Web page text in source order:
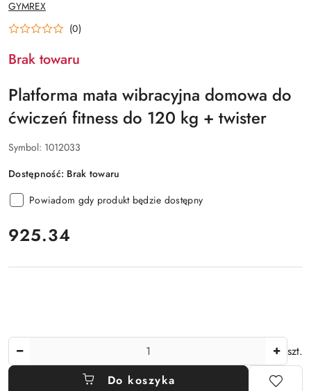
PRODUCENTA:
GYMREX
(0)
Brak towaru
Platforma mata wibracyjna domowa do
ćwiczeń fitness do 120 kg + twister
Symbol: 1012033
Dostępność: Brak towaru
Powiadom gdy produkt będzie dostępny
cena:
925.34
szt.
Do koszyka